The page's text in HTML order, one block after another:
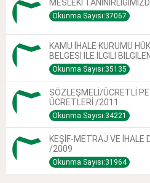
MESLEKİ
Okunma Sayısı:37067
KAMU İHALE KURUMU
BELGESİ İLE İLGİLİ
Okunma Sayısı:35135
SÖZLEŞMELİ/ÜCRETLİ
ÜCRETLERİ /2011
Okunma Sayısı:34221
KEŞİF-METRAJ VE İHALE
/2009
Okunma Sayısı:31964